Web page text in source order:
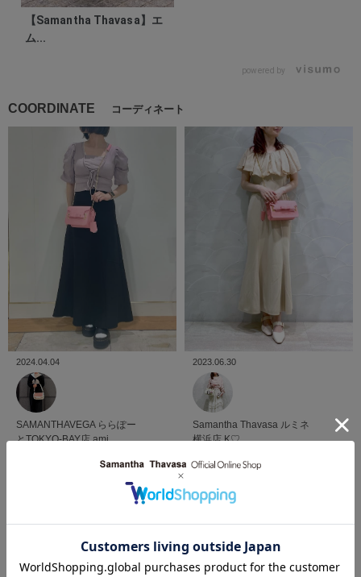
【Samantha Thavasa】エ
ム...
powered by
COORDINATE コーディネート
2024.04.04
SAMANTHAVEGA ららぽー
とTOKYO-BAY店 ami.
2023.06.30
Samantha Thavasa ルミネ
横浜店 K♡